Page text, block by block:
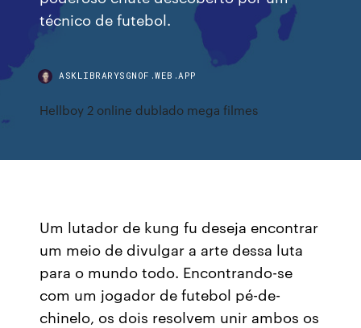
técnico de futebol.
ASKLIBRARYSGNOF.WEB.APP
Hellboy 2 online dublado mega filmes
Um lutador de kung fu deseja encontrar
um meio de divulgar a arte dessa luta
para o mundo todo. Encontrando-se
com um jogador de futebol pé-de-
chinelo, os dois resolvem unir ambos os